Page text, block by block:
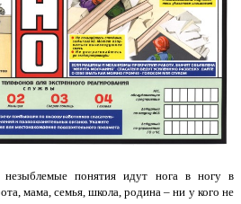
понятия идут нога в ногу в
мама, семья, школа, родина – ни у кого не